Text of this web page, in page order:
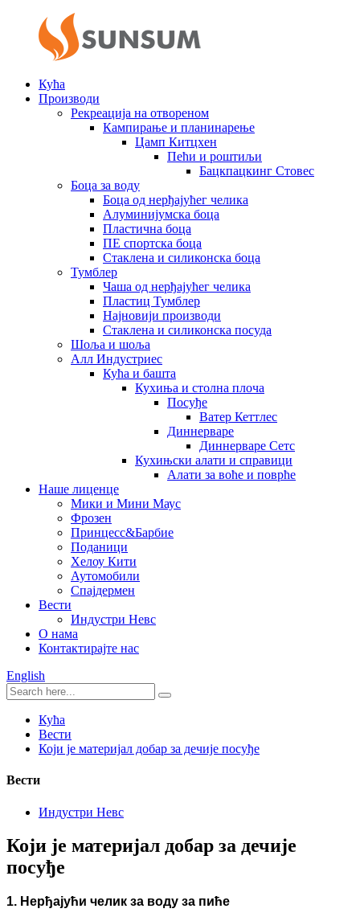
Кућа
Производи
Рекреација на отвореном
Кампирање и планинарење
Цамп Китцхен
Пећи и роштиљи
Бацкпацкинг Стовес
Боца за воду
Боца од нерђајућег челика
Алуминијумска боца
Пластична боца
ПЕ спортска боца
Стаклена и силиконска боца
Тумблер
Чаша од нерђајућег челика
Пластиц Тумблер
Најновији производи
Стаклена и силиконска посуда
Шоља и шоља
Алл Индустриес
Кућа и башта
Кухиња и столна плоча
Посуђе
Ватер Кеттлес
Диннерваре
Диннерваре Сетс
Кухињски алати и справици
Алати за воће и поврће
Наше лиценце
Мики и Мини Маус
Фрозен
Принцесс&Барбие
Поданици
Хелоу Кити
Аутомобили
Спајдермен
Вести
Индустри Невс
О нама
Контактирајте нас
English
Кућа
Вести
Који је материјал добар за дечије посуђе
Вести
Индустри Невс
Који је материјал добар за дечије
посуђе
1. Нерђајући челик за воду за пиће